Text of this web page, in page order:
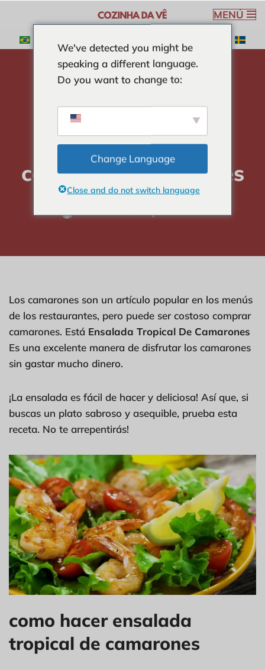
al
MENÚ
tropicales
ensalada de
camarones tropicales
Verónica Ribeiro 4 min read
Los camarones son un artículo popular en los menús
de los restaurantes, pero puede ser costoso comprar
camarones. Está Ensalada Tropical De Camarones
Es una excelente manera de disfrutar los camarones
sin gastar mucho dinero.
¡La ensalada es fácil de hacer y deliciosa! Así que, si
buscas un plato sabroso y asequible, prueba esta
receta. No te arrepentirás!
como hacer ensalada
tropical de camarones
We've detected you might be
speaking a different language.
Do you want to change to:
Change Language
Close and do not switch language